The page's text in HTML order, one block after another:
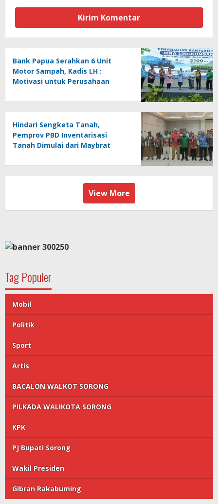
Bank Papua Serahkan 6 Unit
Motor Sampah, Kadis LH :
Motivasi untuk Perusahaan
Lingkungan
Hindari Sengketa Tanah,
Pemprov PBD Inventarisasi
Tanah Dimulai dari Maybrat
View More
Tag Populer
Mobil
Politik
Sport
Artis
BACALON WALKOT SORONG
PILKADA WALIKOTA SORONG
KPK
PJ Bupati Sorong
Wakil Presiden
Gibran Rakabuming